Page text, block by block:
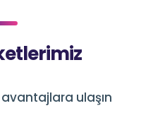
ulaşın